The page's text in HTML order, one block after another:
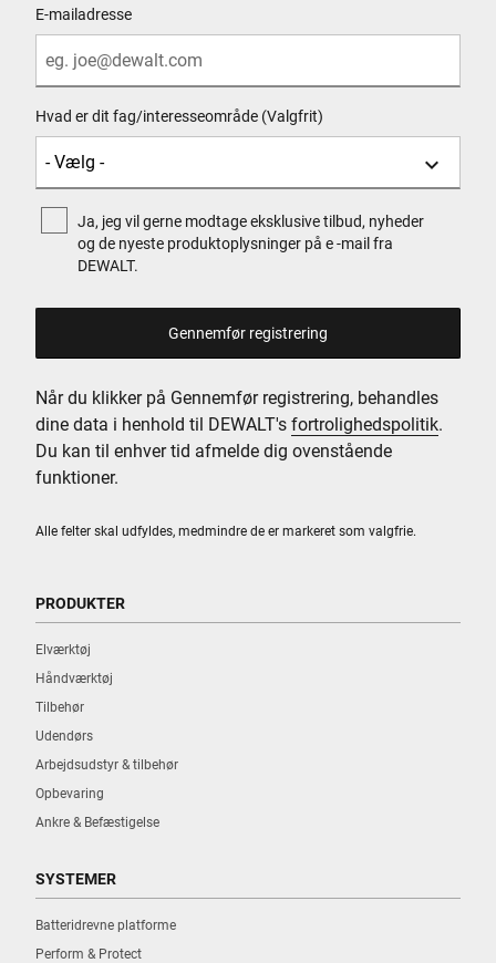
Alle felter skal udfyldes, medmindre de er markeret som valgfrie.
E-mailadresse
Hvad er dit fag/interesseområde (Valgfrit)
Ja, jeg vil gerne modtage eksklusive tilbud, nyheder
og de nyeste produktoplysninger på e -mail fra
DEWALT.
Når du klikker på Gennemfør registrering, behandles
dine data i henhold til DEWALT's fortrolighedspolitik.
Du kan til enhver tid afmelde dig ovenstående
funktioner.
PRODUKTER
Elværktøj
Håndværktøj
Tilbehør
Udendørs
Arbejdsudstyr & tilbehør
Opbevaring
Ankre & Befæstigelse
SYSTEMER
Batteridrevne platforme
Perform & Protect